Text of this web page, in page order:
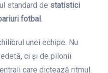
standard de statistici
fotbal.
unei echipe. Nu
ci și de pilonii
care dictează ritmul.